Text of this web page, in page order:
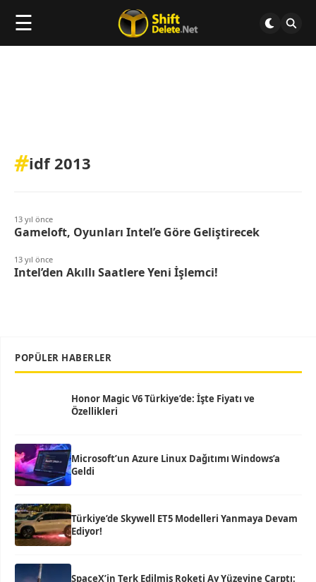
☰
#idf 2013
13 yıl önce
Gameloft, Oyunları Intel’e Göre Geliştirecek
13 yıl önce
Intel’den Akıllı Saatlere Yeni İşlemci!
POPÜLER HABERLER
Honor Magic V6 Türkiye’de: İşte Fiyatı ve
Özellikleri
Microsoft’un Azure Linux Dağıtımı Windows’a
Geldi
Türkiye’de Skywell ET5 Modelleri Yanmaya Devam
Ediyor!
SpaceX’in Terk Edilmiş Roketi Ay Yüzeyine Çarptı: